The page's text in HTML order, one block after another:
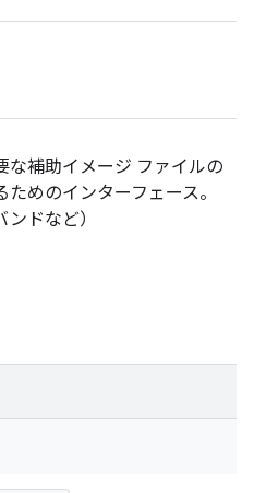
な補助イメージ ファイルの
めのインターフェース。
ドなど）